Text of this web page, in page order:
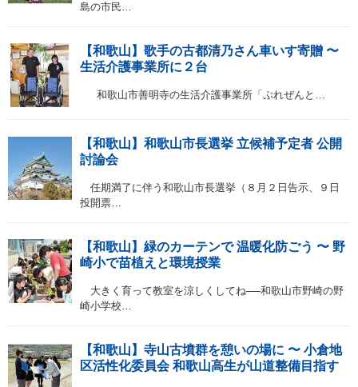
島の市民…
【和歌山】歌手の古都清乃さん車いす寄贈 〜
生活介護事業所に２台
和歌山市善明寺の生活介護事業所「ぷれぜんと…
【和歌山】和歌山市長選挙 立候補予定者 公開
討論会
任期満了に伴う和歌山市長選挙（８月２日告示、９日
投開票…
【和歌山】緑のカーテンで 温暖化防ごう 〜 野
崎小で苗植えと環境授業
大きく育って教室を涼しくしてね──和歌山市野崎の野
崎小学校…
【和歌山】寺山古墳群を憩いの場に 〜 小倉地
区活性化委員会 和歌山高生が山道整備目指す